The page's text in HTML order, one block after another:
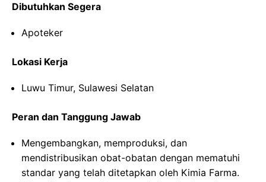
Dibutuhkan Segera
Apoteker
Lokasi Kerja
Luwu Timur, Sulawesi Selatan
Peran dan Tanggung Jawab
Mengembangkan, memproduksi, dan
mendistribusikan obat-obatan dengan mematuhi
standar yang telah ditetapkan oleh Kimia Farma.